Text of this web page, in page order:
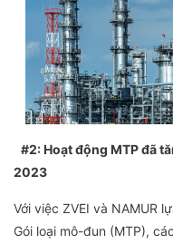
#2: Hoạt động MTP đã
2023
Với việc ZVEI và NAMUR
Gói loại mô-đun (MTP),